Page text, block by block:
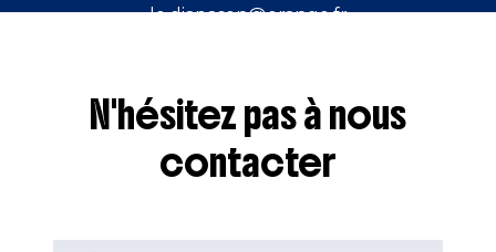
le.diapason@orange.fr
N'hésitez pas à nous
contacter